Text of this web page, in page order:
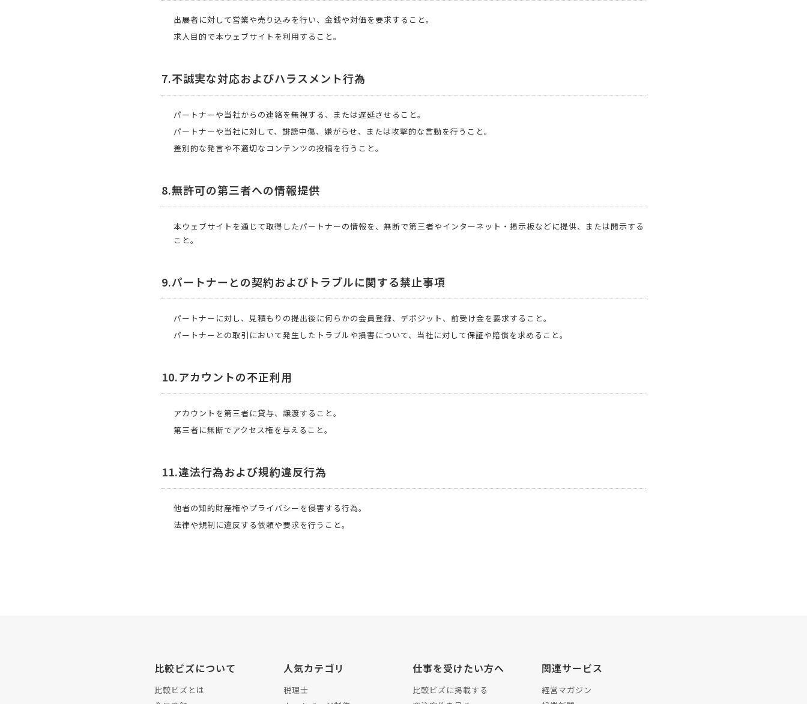
出展者に対して営業や売り込みを行い、金銭や対価を要求すること。
求人目的で本ウェブサイトを利用すること。
7.不誠実な対応およびハラスメント行為
パートナーや当社からの連絡を無視する、または遅延させること。
パートナーや当社に対して、誹謗中傷、嫌がらせ、または攻撃的な言動を行うこと。
差別的な発言や不適切なコンテンツの投稿を行うこと。
8.無許可の第三者への情報提供
本ウェブサイトを通じて取得したパートナーの情報を、無断で第三者やインターネット・掲示板などに提供、または開示する
こと。
9.パートナーとの契約およびトラブルに関する禁止事項
パートナーに対し、見積もりの提出後に何らかの会員登録、デポジット、前受け金を要求すること。
パートナーとの取引において発生したトラブルや損害について、当社に対して保証や賠償を求めること。
10.アカウントの不正利用
アカウントを第三者に貸与、譲渡すること。
第三者に無断でアクセス権を与えること。
11.違法行為および規約違反行為
他者の知的財産権やプライバシーを侵害する行為。
法律や規制に違反する依頼や要求を行うこと。
比較ビズについて
比較ビズとは
人気カテゴリ
税理士
仕事を受けたい方へ
比較ビズに掲載する
関連サービス
経営マガジン